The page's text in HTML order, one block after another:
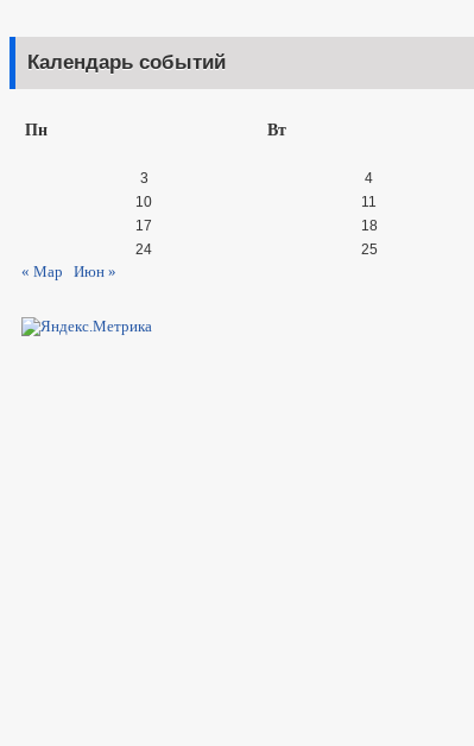
Календарь событий
Пн
Вт
3
4
10
11
17
18
24
25
« Мар Июн »